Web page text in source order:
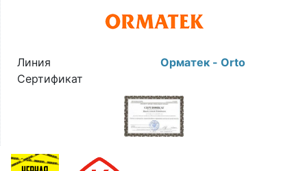
Линия
Орматек - Orto
Сертификат